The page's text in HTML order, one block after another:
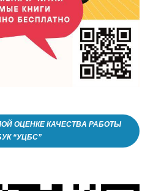
ОЦЕНКЕ КАЧЕСТВА РАБОТЫ
“УЦБС”